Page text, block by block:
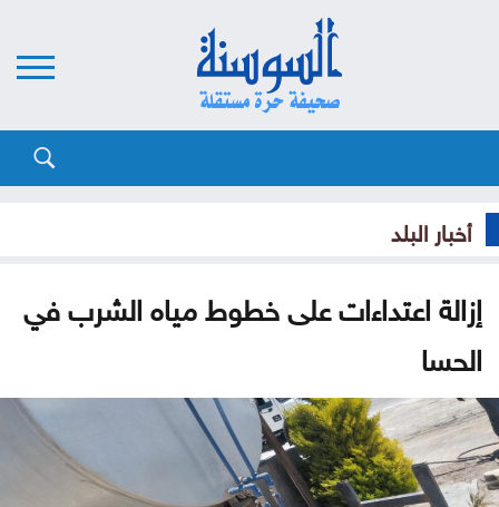
أخبار البلد
إزالة اعتداءات على خطوط مياه الشرب في
الحسا